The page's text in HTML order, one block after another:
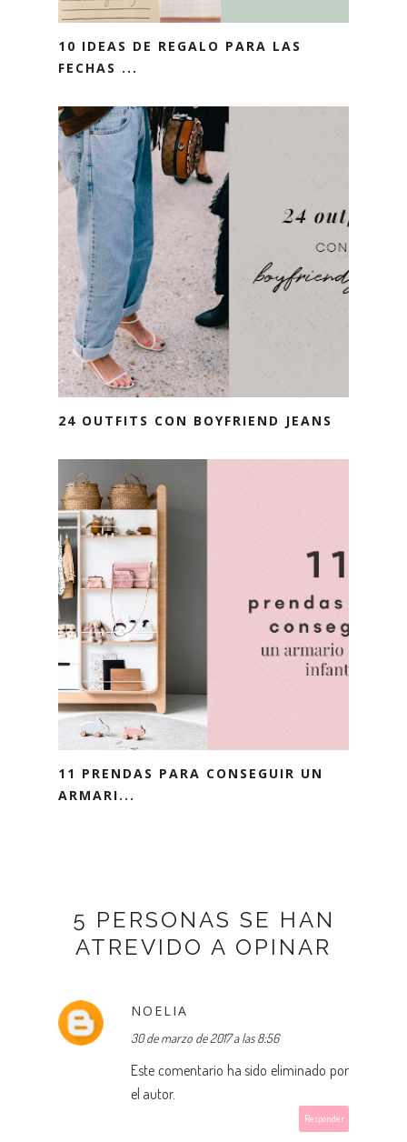
10 IDEAS DE REGALO PARA LAS
FECHAS ...
24 OUTFITS CON BOYFRIEND JEANS
11 PRENDAS PARA CONSEGUIR UN
ARMARI...
5 PERSONAS SE HAN
ATREVIDO A OPINAR
NOELIA
30 de marzo de 2017 a las 8:56
Este comentario ha sido eliminado por
el autor.
Responder